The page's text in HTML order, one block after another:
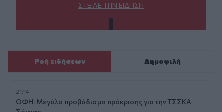
ΣΤΕΊΛΕ ΤΗΝ ΕΊΔΗΣΗ
Ροή ειδήσεων Δημοφιλή
21:14
ΟΦΗ: Μεγάλο προβάδισμα πρόκρισης για την ΤΣΣΚΑ